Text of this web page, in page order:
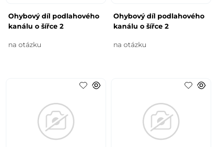
Ohybový díl podlahového
kanálu o šířce 2
na otázku
Ohybový díl podlahového
kanálu o šířce 2
na otázku